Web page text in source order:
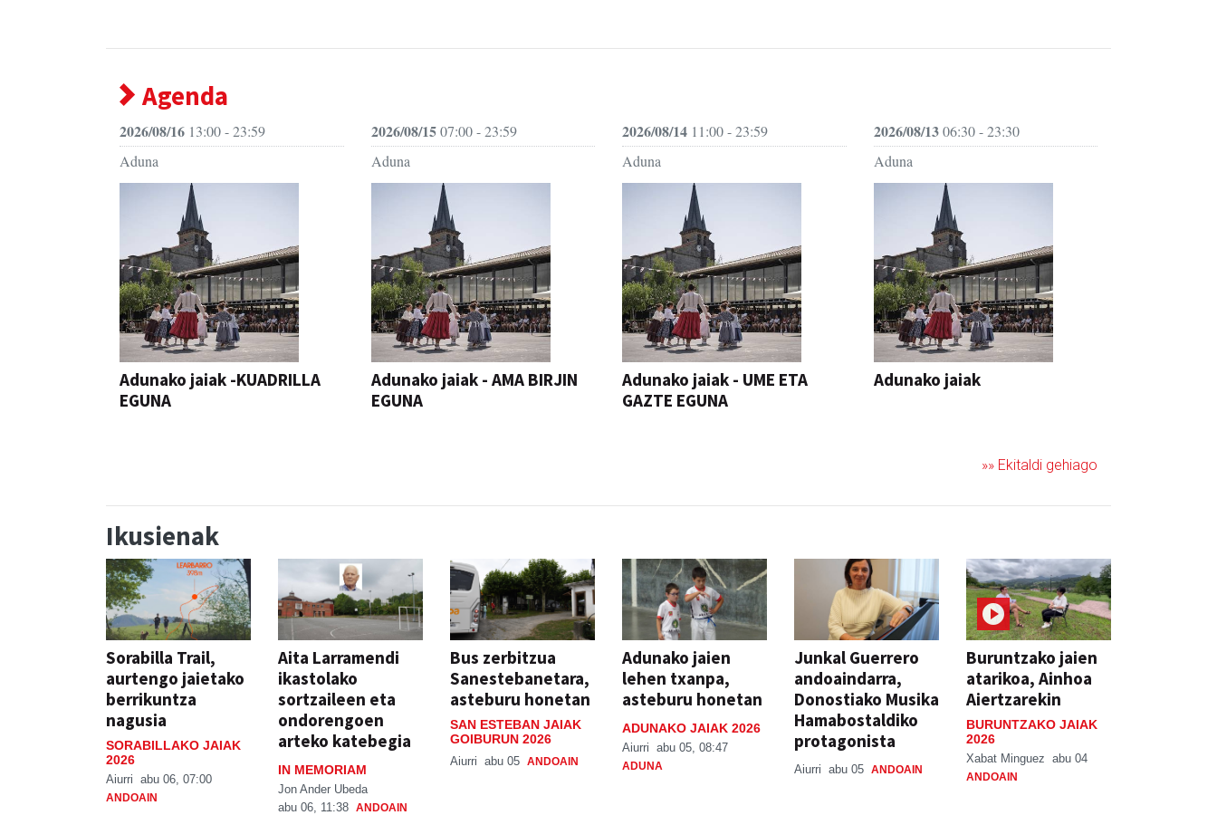
Agenda
2026/08/16 13:00 - 23:59
Aduna
Adunako jaiak -KUADRILLA
EGUNA
2026/08/1507:00 - 23:59
Aduna
Adunako jaiak - AMA BIRJIN
EGUNA
2026/08/14 11:00 - 23:59
Aduna
Adunako jaiak - UME ETA
GAZTE EGUNA
2026/08/1306:30 - 23:30
Aduna
Adunako jaiak
»» Ekitaldi gehiago
Ikusienak
Sorabilla Trail,
aurtengo jaietako
berrikuntza
nagusia
SORABILLAKO JAIAK
2026
Aiurri abu 06, 07:00
ANDOAIN
Aita Larramendi
ikastolako
sortzaileen eta
ondorengoen
arteko katebegia
IN MEMORIAM
Jon Ander Ubeda
abu 06, 11:38 ANDOAIN
Bus zerbitzua
Sanestebanetara,
asteburu honetan
SAN ESTEBAN JAIAK
GOIBURUN 2026
Aiurri abu 05 ANDOAIN
Adunako jaien
lehen txanpa,
asteburu honetan
ADUNAKO JAIAK 2026
Aiurri abu 05, 08:47
ADUNA
Junkal Guerrero
andoaindarra,
Donostiako Musika
Hamabostaldiko
protagonista
Aiurri abu 05 ANDOAIN
Buruntzako jaien
atarikoa, Ainhoa
Aiertzarekin
BURUNTZAKO JAIAK
2026
Xabat Minguez abu 04
ANDOAIN